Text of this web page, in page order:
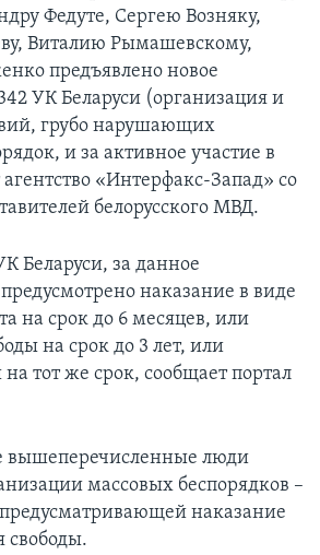
Федуте, Сергею Возняку,
Виталию Рымашевскому,
предъявлено новое
УК Беларуси (организация и
грубо нарушающих
и за активное участие в
«Интерфакс-Запад» со
белорусского МВД.
Беларуси, за данное
наказание в виде
на срок до 6 месяцев, или
на срок до 3 лет, или
тот же срок, сообщает портал
люди
массовых беспорядков –
наказание
свободы.